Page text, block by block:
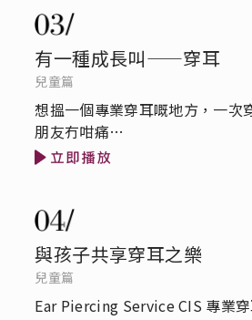
有一種成長叫——穿耳
兒童篇
想搵一個專業穿耳嘅地方，一次
朋友冇咁痛…
與孩子共享穿耳之樂
兒童篇
Ear Piercing Service CIS 專業